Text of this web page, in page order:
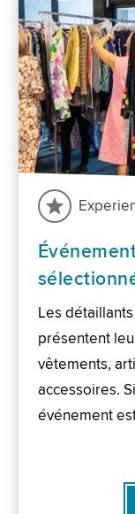
Les
présentent
vêtements,
accessoires.
événement